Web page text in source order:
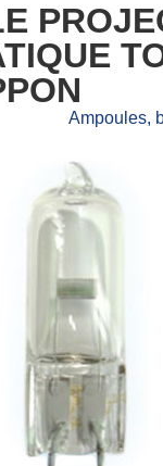
Ampoules,